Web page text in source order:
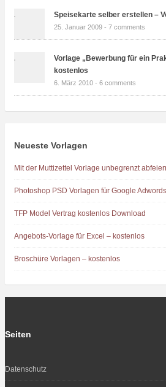
Speisekarte selber erstellen –
25. Januar 2009 - 7 comments
Vorlage „Bewerbung für ein
kostenlos
6. März 2010 - 6 comments
Neueste Vorlagen
Mit der Muttizettel Vorlage unbegrenzt
Photoshop PSD Vorlagen für Google
TFP Model Vertrag kostenlos Download
Angebots-Vorlage für Excel – kostenlos
Broschüre Vorlagen – kostenlos
Seiten
Datenschutz